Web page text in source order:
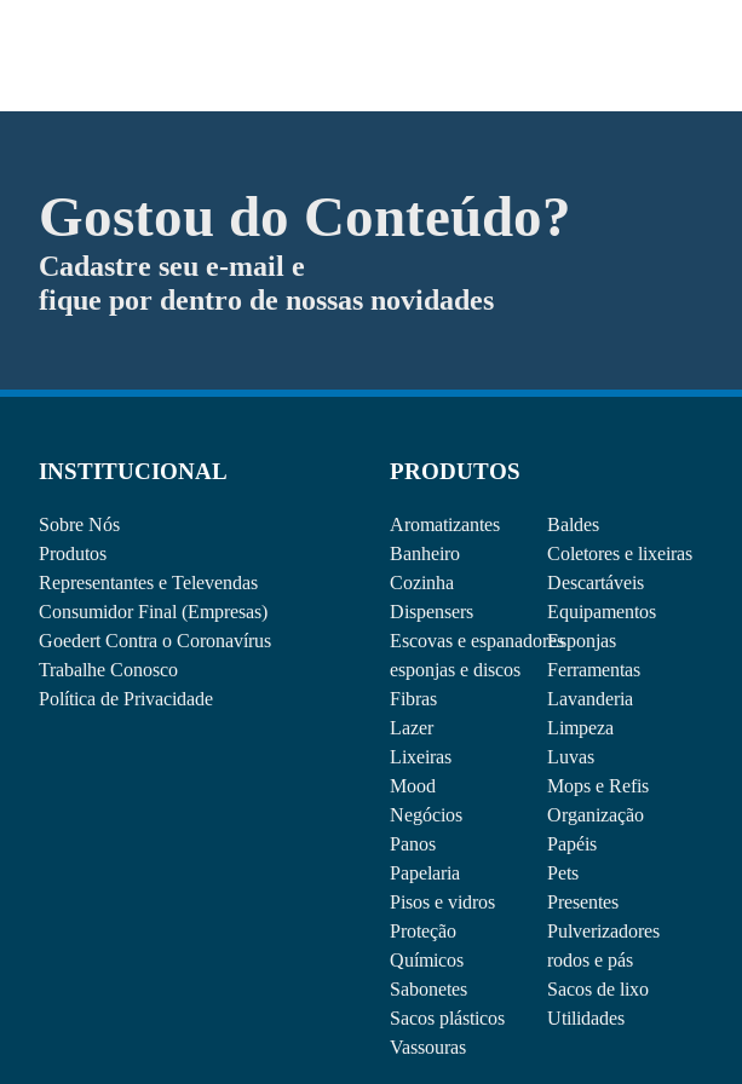
Gostou do Conteúdo?
Cadastre seu e-mail e
fique por dentro de nossas novidades
INSTITUCIONAL
Sobre Nós
Produtos
Representantes e Televendas
Consumidor Final (Empresas)
Goedert Contra o Coronavírus
Trabalhe Conosco
Política de Privacidade
PRODUTOS
Aromatizantes
Baldes
Banheiro
Coletores e lixeiras
Cozinha
Descartáveis
Dispensers
Equipamentos
Escovas e espanadoresEsponjas
esponjas e discos
Ferramentas
Fibras
Lavanderia
Lazer
Limpeza
Lixeiras
Luvas
Mood
Mops e Refis
Negócios
Organização
Panos
Papéis
Papelaria
Pets
Pisos e vidros
Presentes
Proteção
Pulverizadores
Químicos
rodos e pás
Sabonetes
Sacos de lixo
Sacos plásticos
Utilidades
Vassouras